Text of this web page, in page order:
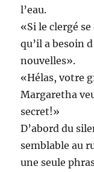
l’eau.
«Si le clergé
qu’il a besoin
nouvelles».
«Hélas, votre
Margaretha
secret!»
D’abord du
semblable au
une seule